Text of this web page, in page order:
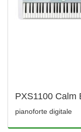
PXS1100 Calm
pianoforte digitale